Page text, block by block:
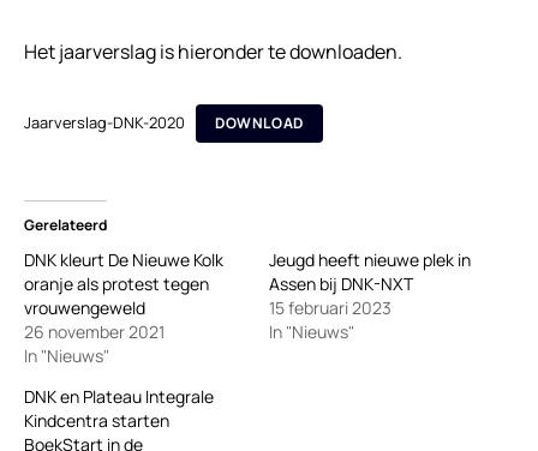
Het jaarverslag is hieronder te downloaden.
Jaarverslag-DNK-2020 DOWNLOAD
Gerelateerd
DNK kleurt De Nieuwe Kolk
oranje als protest tegen
vrouwengeweld
26 november 2021
In "Nieuws"
Jeugd heeft nieuwe plek in
Assen bij DNK-NXT
15 februari 2023
In "Nieuws"
DNK en Plateau Integrale
Kindcentra starten
BoekStart in de